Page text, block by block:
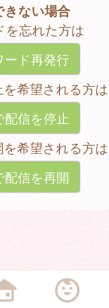
きない場合
を忘れた方は
ード再発行
希望される方は
配信を停止
希望される方は
信を再開